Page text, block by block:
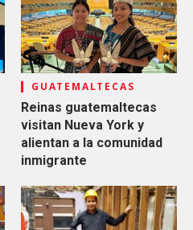
GUATEMALTECAS
Reinas guatemaltecas
visitan Nueva York y
alientan a la comunidad
inmigrante